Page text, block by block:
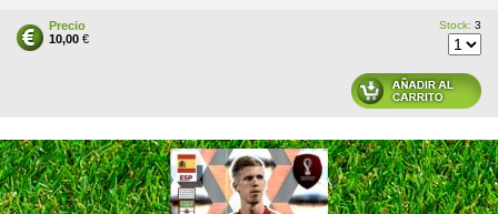
Precio
10,00 €
Stock: 3